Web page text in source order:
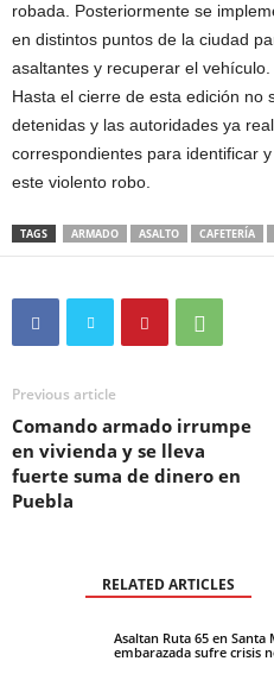
robada. Posteriormente se
en distintos puntos de la ciudad
asaltantes y recuperar el vehículo.
Hasta el cierre de esta edición no
detenidas y las autoridades ya
correspondientes para identificar
este violento robo.
TAGS ARMADO ASALTO CAFETERÍA
Previous article
Comando armado irrumpe
en vivienda y se lleva
fuerte suma de dinero en
Puebla
RELATED ARTICLES
Asaltan Ruta 65 en
embarazada sufre crisis